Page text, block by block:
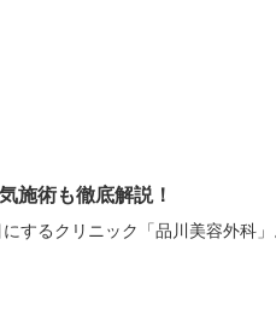
施術も徹底解説！
するクリニック「品川美容外科